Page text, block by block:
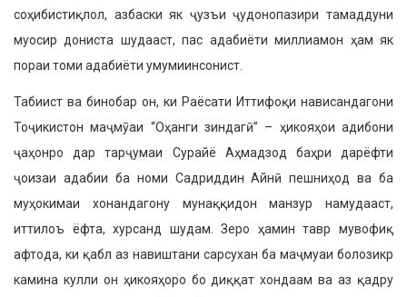
соҳибистиқлол, азбаски як ҷузъи ҷудонопазири тамаддуни
муосир дониста шудааст, пас адабиёти миллиамон ҳам як
пораи томи адабиёти умумиинсонист.
Табиист ва бинобар он, ки Раёсати Иттифоқи нависандагони
Тоҷикистон маҷмӯаи “Оҳанги зиндагӣ” – ҳикояҳои адибони
ҷаҳонро дар тарҷумаи Сурайё Аҳмадзод баҳри дарёфти
ҷоизаи адабии ба номи Садриддин Айнӣ пешниҳод ва ба
муҳокимаи хонандагону мунаққидон манзур намудааст,
иттилоъ ёфта, хур­санд шудам. Зеро ҳамин тавр мувофиқ
афтода, ки қабл аз навиштани сарсухан ба маҷмуаи болозикр
камина кулли он ҳикояҳоро бо диққат хондаам ва аз қадру